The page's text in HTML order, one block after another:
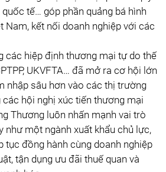
tế… góp phần quảng bá hình
Nam, kết nối doanh nghiệp với các
các hiệp định thương mại tự do thế
UKVFTA… đã mở ra cơ hội lớn
nhập sâu hơn vào các thị trường
hội nghị xúc tiến thương mại
Thương luôn nhấn mạnh vai trò
như một ngành xuất khẩu chủ lực,
tục đồng hành cùng doanh nghiệp
tận dụng ưu đãi thuế quan và